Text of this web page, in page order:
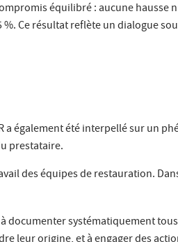
équilibré : aucune hausse
Ce résultat reflète un dialogue
a également été interpellé sur un
prestataire.
des équipes de restauration.
documenter systématiquement